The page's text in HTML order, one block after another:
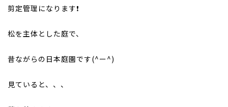
tel.026-214-8221
剪定管理になります❗
松を主体とした庭で、
昔ながらの日本庭園です(^ー^)
見ていると、、、